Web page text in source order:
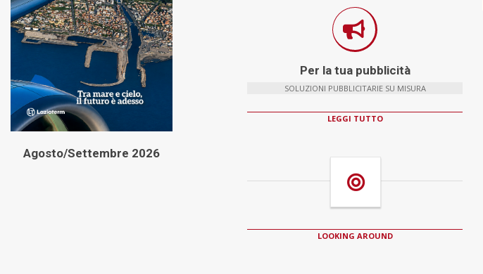
Agosto/Settembre 2026
Per la tua pubblicità
SOLUZIONI PUBBLICITARIE SU MISURA
LEGGI TUTTO
LOOKING AROUND